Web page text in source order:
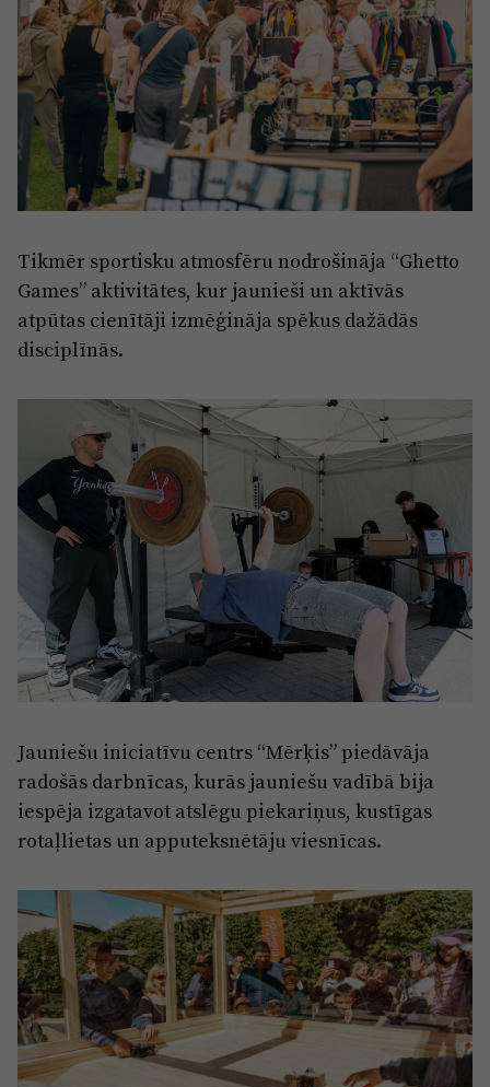
Tikmēr sportisku atmosfēru nodrošināja “Ghetto
Games” aktivitātes, kur jaunieši un aktīvās
atpūtas cienītāji izmēģināja spēkus dažādās
disciplīnās.
Jauniešu iniciatīvu centrs “Mērķis” piedāvāja
radošās darbnīcas, kurās jauniešu vadībā bija
iespēja izgatavot atslēgu piekariņus, kustīgas
rotaļlietas un apputeksnētāju viesnīcas.